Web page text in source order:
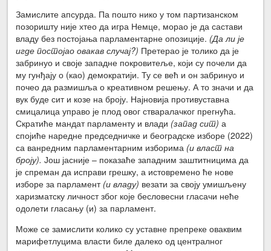
Замислите апсурда. Па пошто нико у том партизанском
позоришту није хтео да игра Немце, морао је да састави
владу без постојања парламентарне опозиције. (Да ли је
игде постојао овакав случај?) Претерао је толико да је
забринуо и своје западне покровитеље, који су почели да
му гунђају о (као) демократији. Ту се већ и он забринуо и
почео да размишља о креативном решењу. А то значи и да
вук буде сит и козе на броју. Најновија противуставна
смицалица управо је плод овог стваралачког прегнућа.
Скратиће мандат парламенту и влади (запад сит) а
спојиће наредне председничке и београдске изборе (2022)
са ванредним парламентарним изборима (и власт на
броју). Још јасније – показаће западним заштитницима да
је спреман да исправи грешку, а истовремено ће нове
изборе за парламент(и владу) везати за своју умишљену
харизматску личност због које бесловесни гласачи неће
одолети гласању (и) за парламент.
Може се замислити колико су уставне препреке оваквим
марифетлуцима власти биле далеко од централног